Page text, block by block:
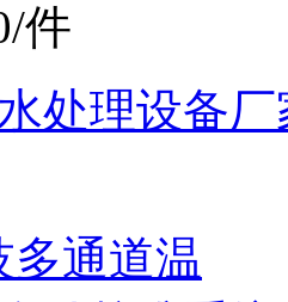
/件
处理设备